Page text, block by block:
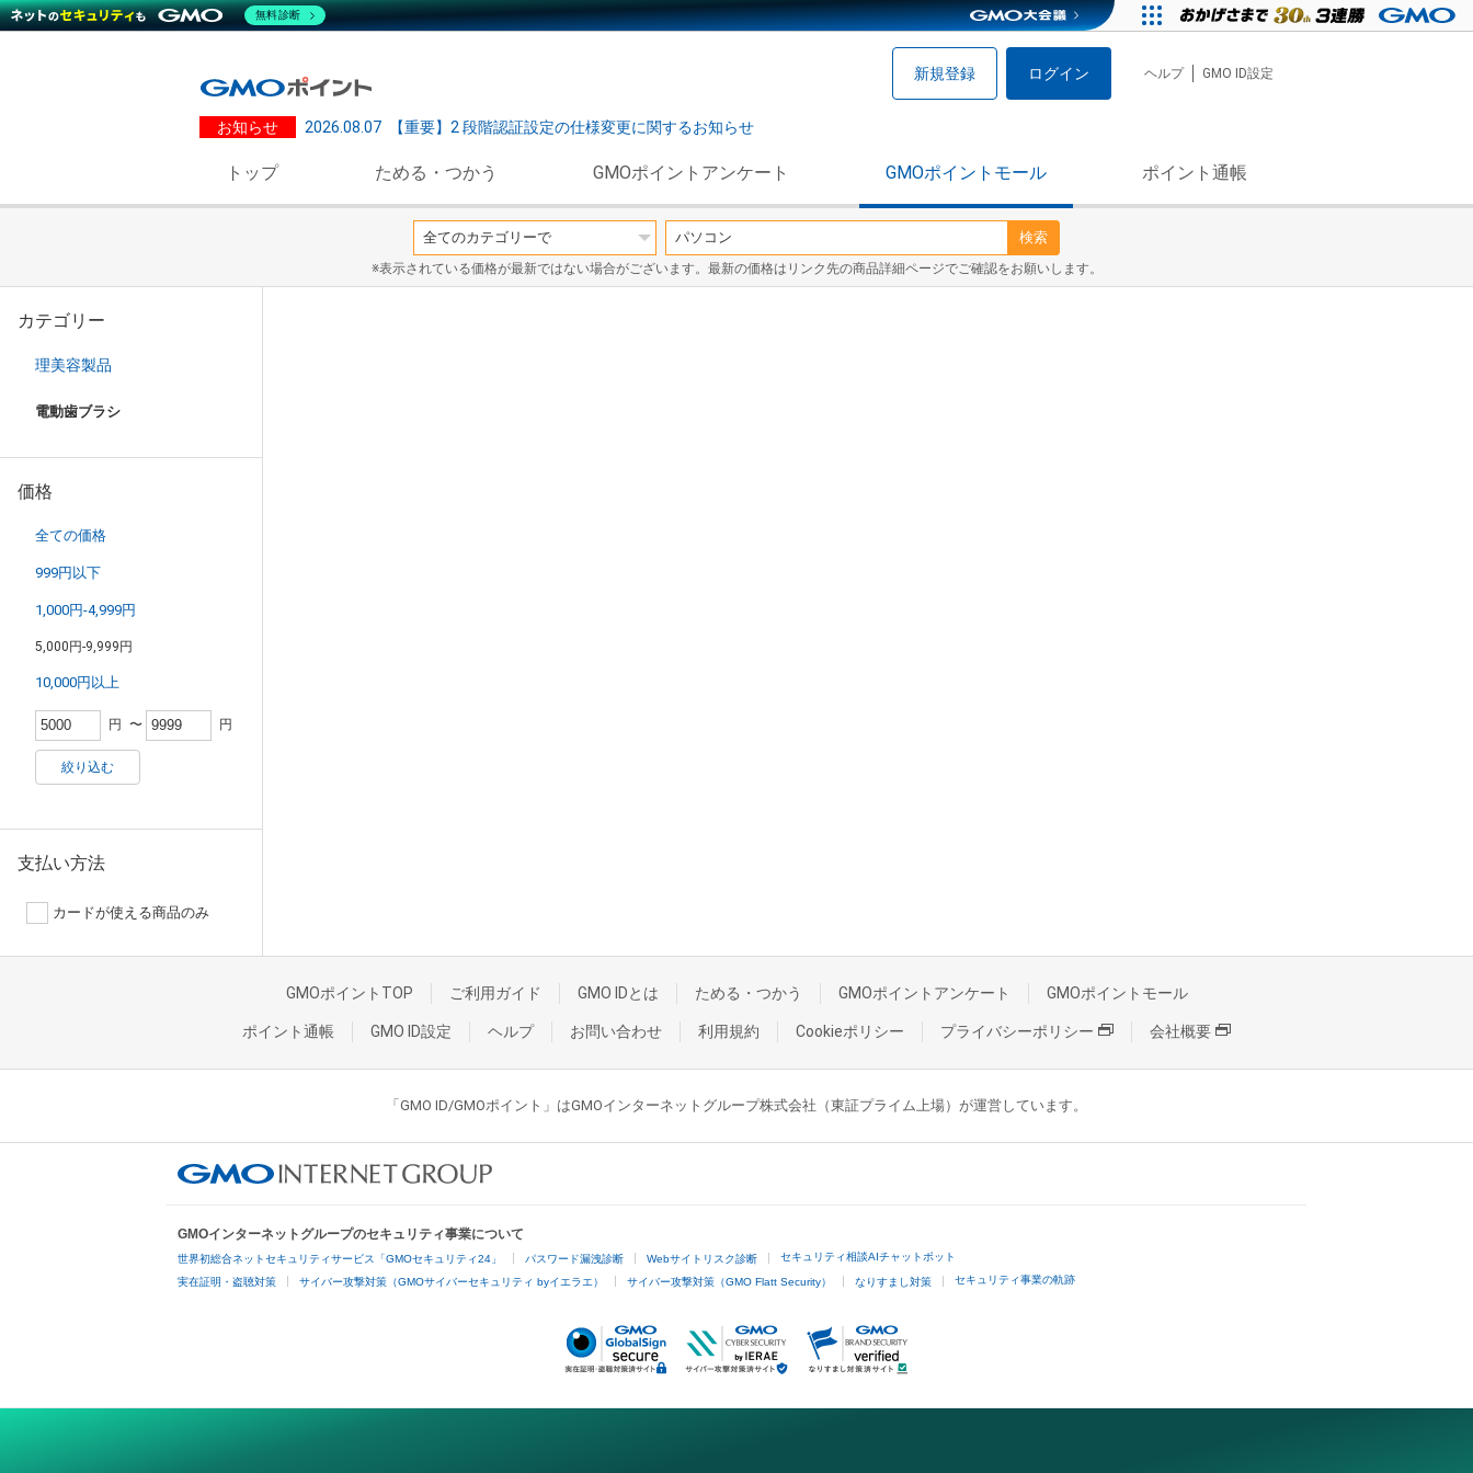
新規登録 ログイン ヘルプ GMO ID設定
お知らせ 2026.08.07 【重要】2 段階認証設定の仕様変更に関するお知らせ
トップ ためる・つかう GMOポイントアンケート GMOポイントモール ポイント通帳
検索
※表示されている価格が最新ではない場合がございます。最新の価格はリンク先の商品詳細ページでご確認をお願いします。
カテゴリー
理美容製品
電動歯ブラシ
価格
全ての価格
999円以下
1,000円-4,999円
5,000円-9,999円
10,000円以上
円 〜 円
絞り込む
支払い方法
カードが使える商品のみ
GMOポイントTOP ご利用ガイド GMO IDとは ためる・つかう GMOポイントアンケート GMOポイントモール
ポイント通帳 GMO ID設定 ヘルプ お問い合わせ 利用規約 Cookieポリシー プライバシーポリシー 会社概要
「GMO ID/GMOポイント」はGMOインターネットグループ株式会社（東証プライム上場）が運営しています。
GMOインターネットグループのセキュリティ事業について
世界初総合ネットセキュリティサービス「GMOセキュリティ24」 パスワード漏洩診断 Webサイトリスク診断 セキュリティ相談AIチャットボット
実在証明・盗聴対策 サイバー攻撃対策（GMOサイバーセキュリティ byイエラエ） サイバー攻撃対策（GMO Flatt Security） なりすまし対策 セキュリティ事業の軌跡
無料診断